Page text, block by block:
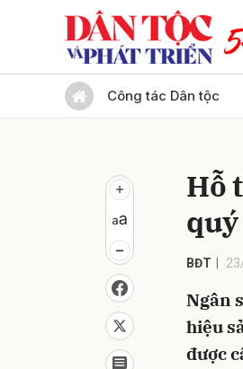
Công tác Dân tộc
Hỗ
BĐT
Ngân
hiệu
được